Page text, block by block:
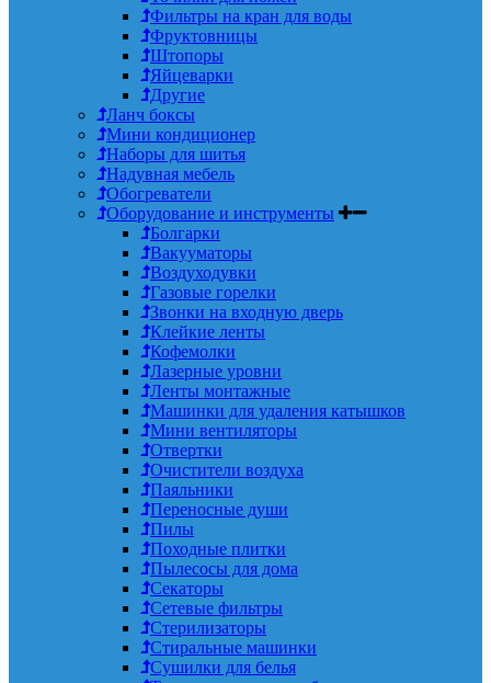
Фильтры на кран для воды
Фруктовницы
Штопоры
Яйцеварки
Другие
Ланч боксы
Мини кондиционер
Наборы для шитья
Надувная мебель
Обогреватели
Оборудование и инструменты
Болгарки
Вакууматоры
Воздуходувки
Газовые горелки
Звонки на входную дверь
Клейкие ленты
Кофемолки
Лазерные уровни
Ленты монтажные
Машинки для удаления катышков
Мини вентиляторы
Отвертки
Очистители воздуха
Паяльники
Переносные души
Пилы
Походные плитки
Пылесосы для дома
Секаторы
Сетевые фильтры
Стерилизаторы
Стиральные машинки
Сушилки для белья